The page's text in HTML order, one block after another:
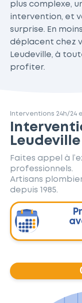
plus complexe,
intervention, et
surprise. En
déplacent chez
Leudeville, à
profiter.
Interventions 24h/24
Leudeville
Faites appel à
professionnels.
Artisans
depuis 1985.